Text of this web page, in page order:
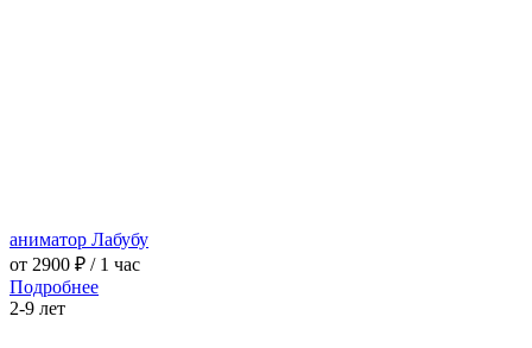
аниматор Лабубу
от 2900 ₽ / 1 час
Подробнее
2-9 лет